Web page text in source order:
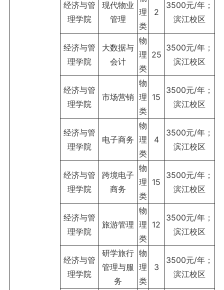
经济与管
理学院
现代物业
管理
理
类
2
3500元/年；
滨江校区
经济与管
理学院
大数据与
会计
物
理
类
25
3500元/年；
滨江校区
经济与管
理学院
市场营销
物
理
类
15
3500元/年；
滨江校区
经济与管
理学院
电子商务
物
理
类
4
3500元/年；
滨江校区
经济与管
理学院
跨境电子
商务
物
理
类
15
3500元/年；
滨江校区
经济与管
理学院
旅游管理
物
理
类
12
3500元/年；
滨江校区
经济与管
理学院
研学旅行
管理与服
务
物
理
类
3
3500元/年；
滨江校区